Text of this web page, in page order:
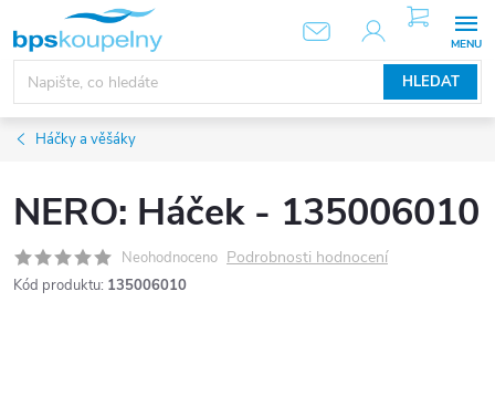
obsah
HLEDAT
NÁKUPNÍ
KOŠÍK
Háčky a věšáky
NERO: Háček - 135006010
Neohodnoceno Podrobnosti hodnocení
Kód produktu: 135006010